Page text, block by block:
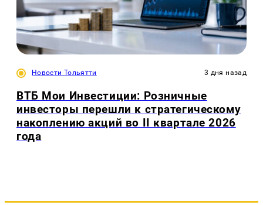
Новости Тольятти 3 дня назад
ВТБ Мои Инвестиции: Розничные
инвесторы перешли к стратегическому
накоплению акций во II квартале 2026
года